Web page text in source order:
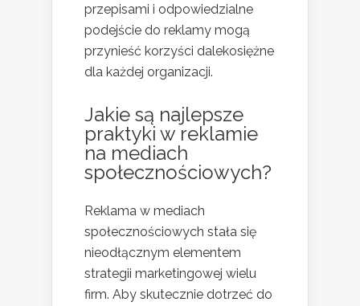
przepisami i odpowiedzialne
podejście do reklamy mogą
przynieść korzyści dalekosiężne
dla każdej organizacji.
Jakie są najlepsze
praktyki w reklamie
na mediach
społecznościowych?
Reklama w mediach
społecznościowych stała się
nieodłącznym elementem
strategii marketingowej wielu
firm. Aby skutecznie dotrzeć do